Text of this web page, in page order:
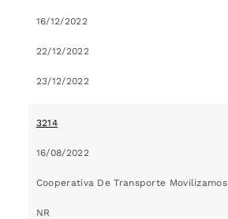
16/12/2022
22/12/2022
23/12/2022
3214
16/08/2022
Cooperativa De Transporte Movilizamos
NR